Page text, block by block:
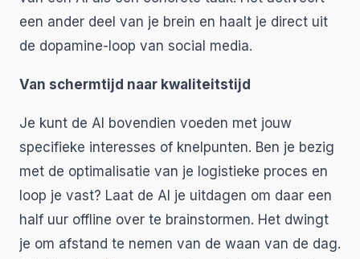
een ander deel van je brein en haalt je direct uit
de dopamine-loop van social media.
Van schermtijd naar kwaliteitstijd
Je kunt de AI bovendien voeden met jouw
specifieke interesses of knelpunten. Ben je bezig
met de optimalisatie van je logistieke proces en
loop je vast? Laat de AI je uitdagen om daar een
half uur offline over te brainstormen. Het dwingt
je om afstand te nemen van de waan van de dag.